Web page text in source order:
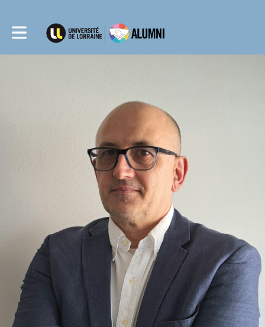
Toggle main navigation